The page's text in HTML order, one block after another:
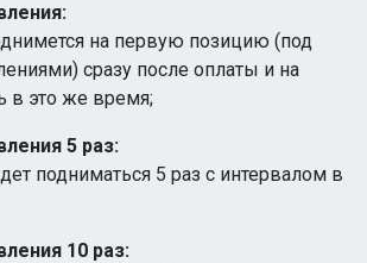
на первую позицию (под
сразу после оплаты и на
в это же время;
5 раз:
подниматься 5 раз с интервалом в
10 раз: